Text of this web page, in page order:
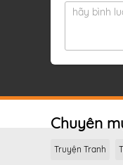
hãy bình
Chuyên
Truyện Tranh